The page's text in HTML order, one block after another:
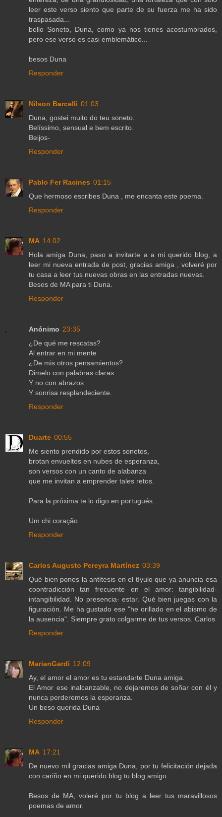
leer este verso siento que parte de su fuerza me ha sido
traspasada...
bello Soneto, Duna, como ya nos tienes acostumbrados,
pero ese verso es casi emblemático...
besos Duna
Responder
Nilson Barcelli 01:03
Duna, gostei muito do teu soneto.
Belíssimo, sensual e bem escrito.
Beijos-
Responder
Pablo Fer Racines 01:15
Que hermoso escribes Duna , me encanta este poema.
Responder
MA 14:02
Hola amiga Duna, paso a invitarte a a mi querido blog, a
leer mi nueva entrada de post, gracias amiga , volveré por
tu casa a leer tus nuevas obras en las entradas nuevas.
Besos de MA para ti Duna.
Responder
Anónimo 23:35
¿De qué me rescatas?
Al entrar en mi mente
¿De mis otros pensamientos?
Dimelo con palabras claras
Y no con abrazos
Y sonrisa resplandeciente.
Responder
Duarte 00:55
Me siento prendido por estos sonetos,
brotan envueltos en nubes de esperanza,
son versos con un canto de alabanza
que me invitan a emprender tales retos.
Para la próxima te lo digo en portugués...
Um chi coração
Responder
Carlos Augusto Pereyra Martínez 03:39
Qué bien pones la antítesis en el tíyulo que ya anuncia esa
coontradicción tan frecuente en el amor: tangibilidad-
intangibilidad. No presencia- estar. Qué bien juegas con la
figuración. Me ha gustado ese "he orillado en el abismo de
la ausencia". Siempre grato colgarme de tus versos. Carlos
Responder
MarianGardi 12:09
Ay, el amor el amor es tu estandarte Duna amiga.
El Amor ese inalcanzable, no dejaremos de soñar con él y
nunca perderemos la esperanza.
Un beso querida Duna
Responder
MA 17:21
De nuevo mil gracias amiga Duna, por tu felicitación dejada
con cariño en mi querido blog tu blog amigo.
Besos de MA, voleré por tu blog a leer tus maravillosos
poemas de amor.